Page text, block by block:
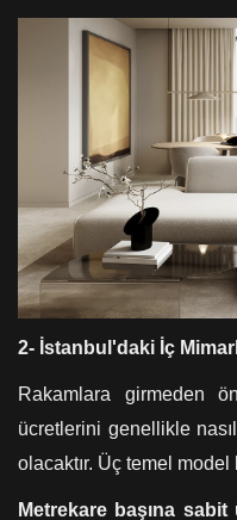
2- İstanbul'daki İç
Rakamlara girmeden
ücretlerini genellikle nasıl
olacaktır. Üç temel model
Metrekare başına